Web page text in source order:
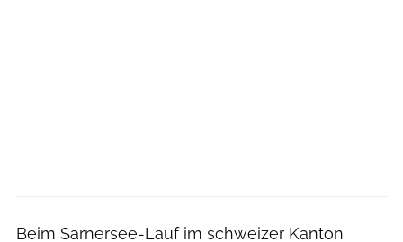
Beim Sarnersee-Lauf im schweizer Kanton